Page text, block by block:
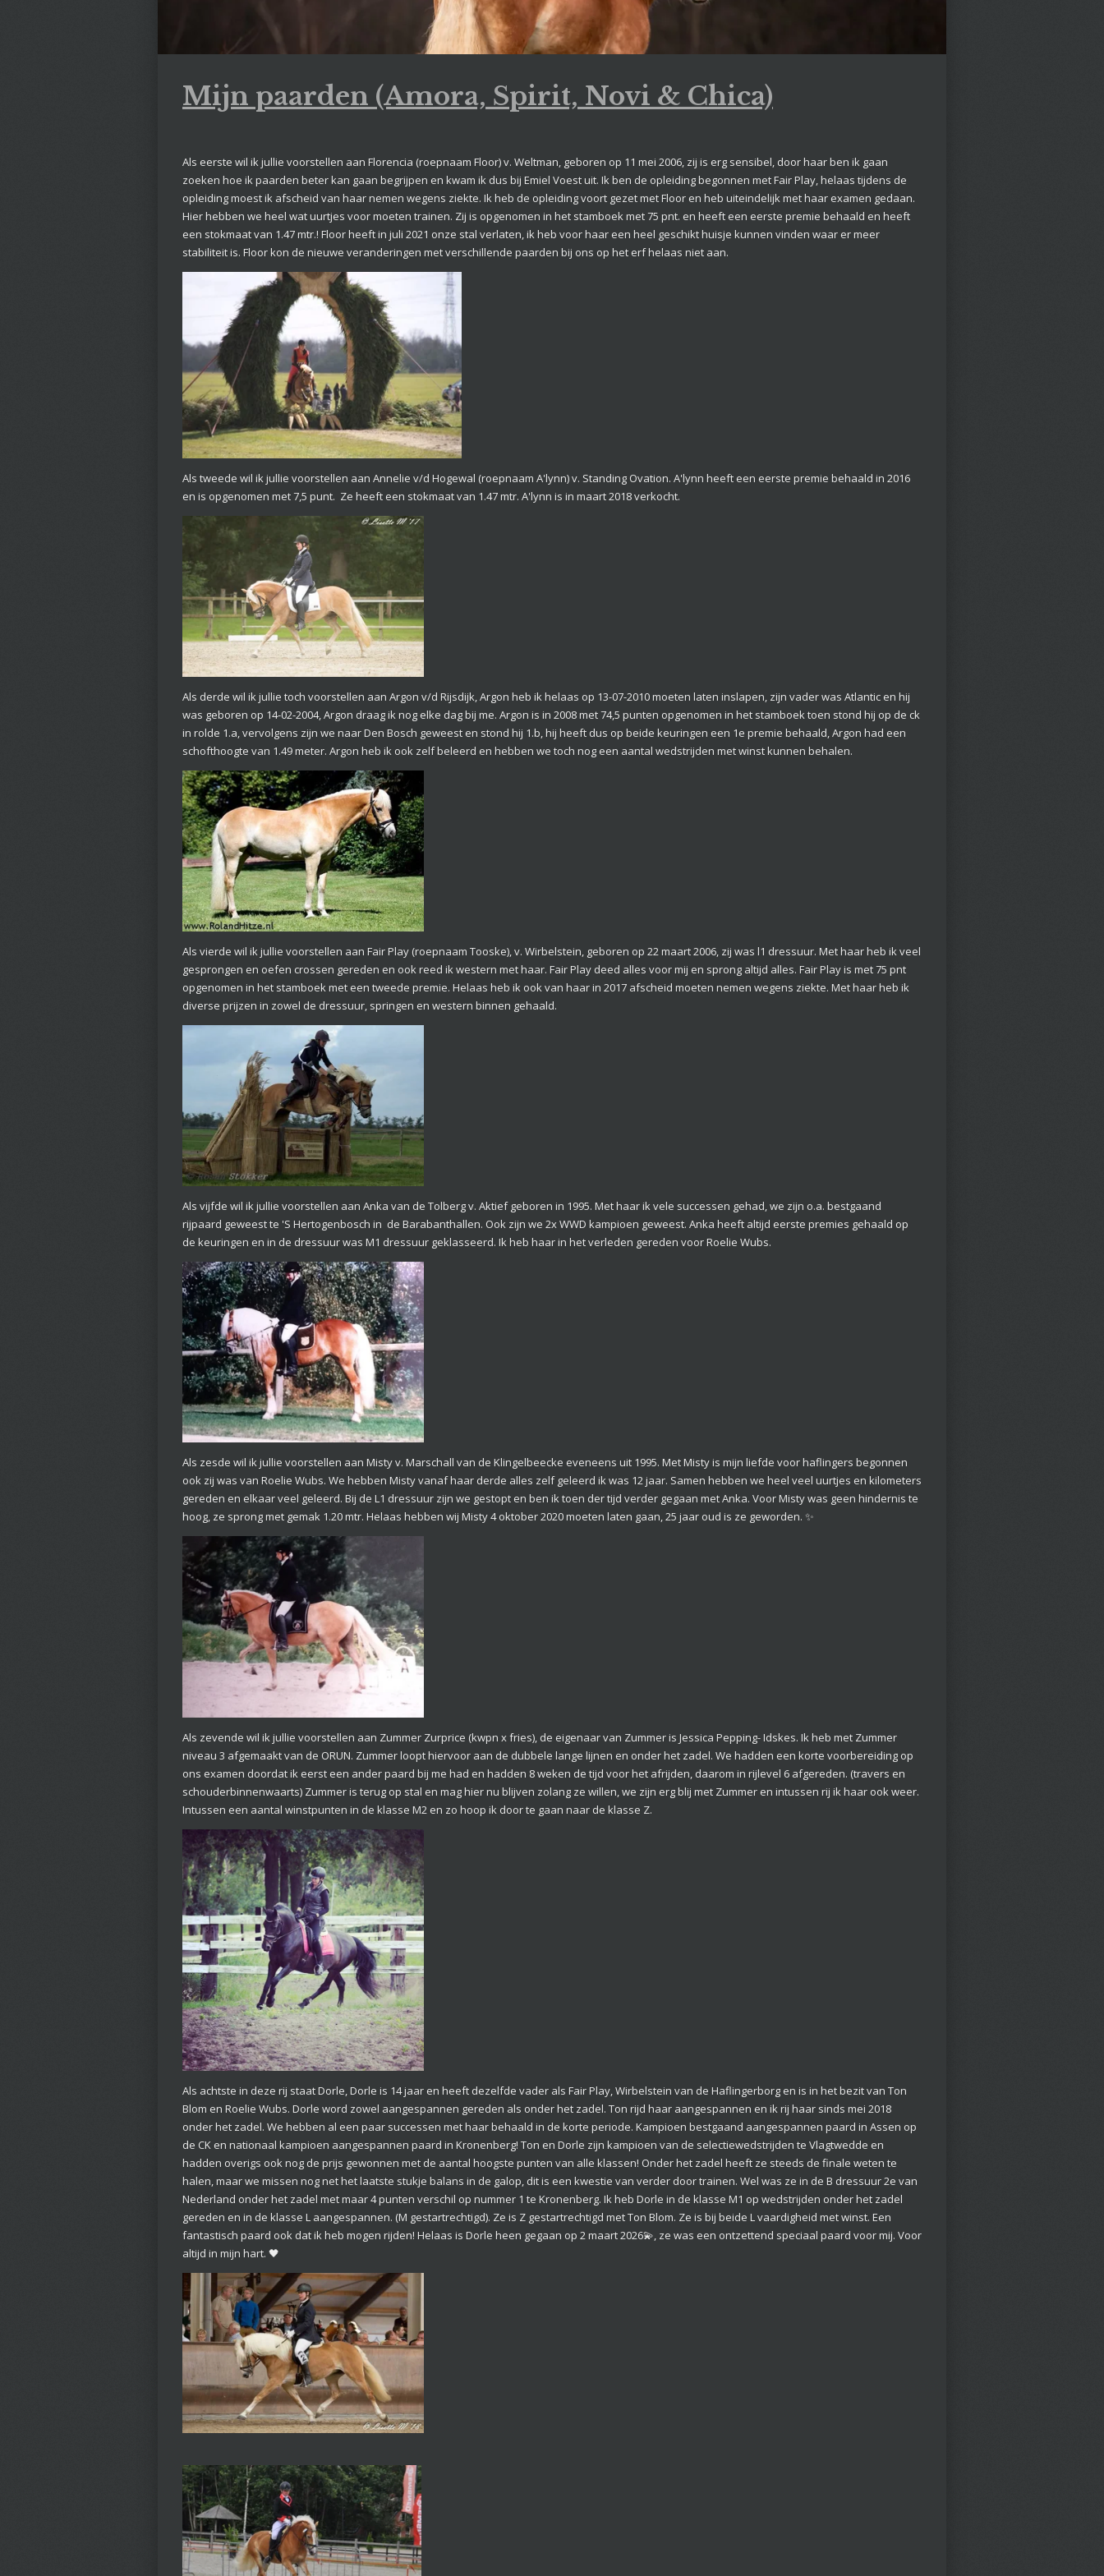
Mijn paarden (Amora, Spirit, Novi & Chica)
Als eerste wil ik jullie voorstellen aan Florencia (roepnaam Floor) v. Weltman, geboren op 11 mei 2006, zij is erg sensibel, door haar ben ik gaan
zoeken hoe ik paarden beter kan gaan begrijpen en kwam ik dus bij Emiel Voest uit. Ik ben de opleiding begonnen met Fair Play, helaas tijdens de
opleiding moest ik afscheid van haar nemen wegens ziekte. Ik heb de opleiding voort gezet met Floor en heb uiteindelijk met haar examen gedaan.
Hier hebben we heel wat uurtjes voor moeten trainen. Zij is opgenomen in het stamboek met 75 pnt. en heeft een eerste premie behaald en heeft
een stokmaat van 1.47 mtr.! Floor heeft in juli 2021 onze stal verlaten, ik heb voor haar een heel geschikt huisje kunnen vinden waar er meer
stabiliteit is. Floor kon de nieuwe veranderingen met verschillende paarden bij ons op het erf helaas niet aan.
Als tweede wil ik jullie voorstellen aan Annelie v/d Hogewal (roepnaam A'lynn) v. Standing Ovation. A'lynn heeft een eerste premie behaald in 2016
en is opgenomen met 7,5 punt. Ze heeft een stokmaat van 1.47 mtr. A'lynn is in maart 2018 verkocht.
Als derde wil ik jullie toch voorstellen aan Argon v/d Rijsdijk, Argon heb ik helaas op 13-07-2010 moeten laten inslapen, zijn vader was Atlantic en hij
was geboren op 14-02-2004, Argon draag ik nog elke dag bij me. Argon is in 2008 met 74,5 punten opgenomen in het stamboek toen stond hij op de ck
in rolde 1.a, vervolgens zijn we naar Den Bosch geweest en stond hij 1.b, hij heeft dus op beide keuringen een 1e premie behaald, Argon had een
schofthoogte van 1.49 meter. Argon heb ik ook zelf beleerd en hebben we toch nog een aantal wedstrijden met winst kunnen behalen.
Als vierde wil ik jullie voorstellen aan Fair Play (roepnaam Tooske), v. Wirbelstein, geboren op 22 maart 2006, zij was l1 dressuur. Met haar heb ik veel
gesprongen en oefen crossen gereden en ook reed ik western met haar. Fair Play deed alles voor mij en sprong altijd alles. Fair Play is met 75 pnt
opgenomen in het stamboek met een tweede premie. Helaas heb ik ook van haar in 2017 afscheid moeten nemen wegens ziekte. Met haar heb ik
diverse prijzen in zowel de dressuur, springen en western binnen gehaald.
Als vijfde wil ik jullie voorstellen aan Anka van de Tolberg v. Aktief geboren in 1995. Met haar ik vele successen gehad, we zijn o.a. bestgaand
rijpaard geweest te 'S Hertogenbosch in de Barabanthallen. Ook zijn we 2x WWD kampioen geweest. Anka heeft altijd eerste premies gehaald op
de keuringen en in de dressuur was M1 dressuur geklasseerd. Ik heb haar in het verleden gereden voor Roelie Wubs.
Als zesde wil ik jullie voorstellen aan Misty v. Marschall van de Klingelbeecke eveneens uit 1995. Met Misty is mijn liefde voor haflingers begonnen
ook zij was van Roelie Wubs. We hebben Misty vanaf haar derde alles zelf geleerd ik was 12 jaar. Samen hebben we heel veel uurtjes en kilometers
gereden en elkaar veel geleerd. Bij de L1 dressuur zijn we gestopt en ben ik toen der tijd verder gegaan met Anka. Voor Misty was geen hindernis te
hoog, ze sprong met gemak 1.20 mtr. Helaas hebben wij Misty 4 oktober 2020 moeten laten gaan, 25 jaar oud is ze geworden. ✨
Als zevende wil ik jullie voorstellen aan Zummer Zurprice (kwpn x fries), de eigenaar van Zummer is Jessica Pepping- Idskes. Ik heb met Zummer
niveau 3 afgemaakt van de ORUN. Zummer loopt hiervoor aan de dubbele lange lijnen en onder het zadel. We hadden een korte voorbereiding op
ons examen doordat ik eerst een ander paard bij me had en hadden 8 weken de tijd voor het afrijden, daarom in rijlevel 6 afgereden. (travers en
schouderbinnenwaarts) Zummer is terug op stal en mag hier nu blijven zolang ze willen, we zijn erg blij met Zummer en intussen rij ik haar ook weer.
Intussen een aantal winstpunten in de klasse M2 en zo hoop ik door te gaan naar de klasse Z.
Als achtste in deze rij staat Dorle, Dorle is 14 jaar en heeft dezelfde vader als Fair Play, Wirbelstein van de Haflingerborg en is in het bezit van Ton
Blom en Roelie Wubs. Dorle word zowel aangespannen gereden als onder het zadel. Ton rijd haar aangespannen en ik rij haar sinds mei 2018
onder het zadel. We hebben al een paar successen met haar behaald in de korte periode. Kampioen bestgaand aangespannen paard in Assen op
de CK en nationaal kampioen aangespannen paard in Kronenberg! Ton en Dorle zijn kampioen van de selectiewedstrijden te Vlagtwedde en
hadden overigs ook nog de prijs gewonnen met de aantal hoogste punten van alle klassen! Onder het zadel heeft ze steeds de finale weten te
halen, maar we missen nog net het laatste stukje balans in de galop, dit is een kwestie van verder door trainen. Wel was ze in de B dressuur 2e van
Nederland onder het zadel met maar 4 punten verschil op nummer 1 te Kronenberg. Ik heb Dorle in de klasse M1 op wedstrijden onder het zadel
gereden en in de klasse L aangespannen. (M gestartrechtigd). Ze is Z gestartrechtigd met Ton Blom. Ze is bij beide L vaardigheid met winst. Een
fantastisch paard ook dat ik heb mogen rijden! Helaas is Dorle heen gegaan op 2 maart 2026💫, ze was een ontzettend speciaal paard voor mij. Voor
altijd in mijn hart. 🖤